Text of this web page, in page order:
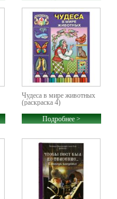
Чудеса в мире животных
(раскраска 4)
Подробнее >